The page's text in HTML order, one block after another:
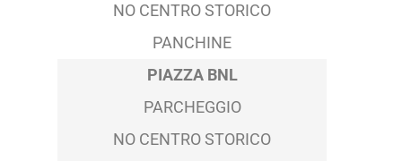
NO CENTRO STORICO
PANCHINE
PIAZZA BNL
PARCHEGGIO
NO CENTRO STORICO